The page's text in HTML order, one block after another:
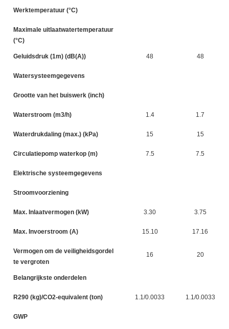
Werktemperatuur (°C)
Maximale uitlaatwatertemperatuur
(°C)
Geluidsdruk (1m) (dB(A)) 48 48
Watersysteemgegevens
Grootte van het buiswerk (inch)
Waterstroom (m3/h) 1.4 1.7
Waterdrukdaling (max.) (kPa) 15 15
Circulatiepomp waterkop (m) 7.5 7.5
Elektrische systeemgegevens
Stroomvoorziening
Max. Inlaatvermogen (kW) 3.30 3.75
Max. Invoerstroom (A) 15.10 17.16
Vermogen om de veiligheidsgordel
te vergroten
16 20
Belangrijkste onderdelen
R290 (kg)/CO2-equivalent (ton) 1.1/0.0033 1.1/0.0033
GWP